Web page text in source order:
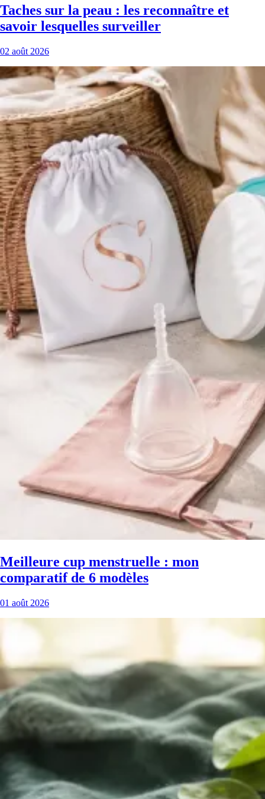
Taches sur la peau : les reconnaître et
savoir lesquelles surveiller
02 août 2026
Meilleure cup menstruelle : mon
comparatif de 6 modèles
01 août 2026